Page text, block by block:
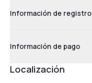
Información de registro
Información de pago
Localización